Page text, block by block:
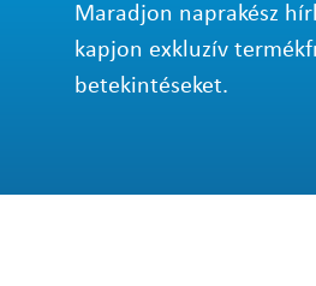
Maradjon naprakész
kapjon exkluzív
betekintéseket.